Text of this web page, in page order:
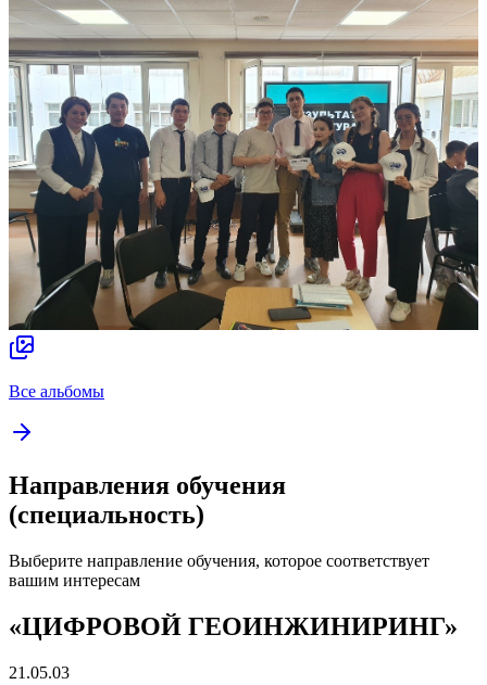
Все альбомы
Направления обучения
(специальность)
Выберите направление обучения, которое соответствует
вашим интересам
«ЦИФРОВОЙ ГЕОИНЖИНИРИНГ»
21.05.03